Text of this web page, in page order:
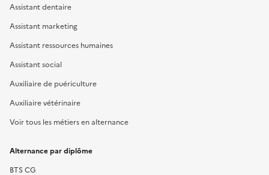
Assistant dentaire
Assistant marketing
Assistant ressources humaines
Assistant social
Auxiliaire de puériculture
Auxiliaire vétérinaire
Voir tous les métiers en alternance
Alternance par diplôme
BTS CG